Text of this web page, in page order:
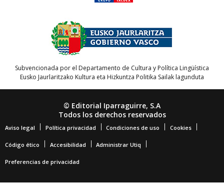
Subvencionada por el Departamento de Cultura y Política Lingüística
Eusko Jaurlaritzako Kultura eta Hizkuntza Politika Sailak lagunduta
© Editorial Iparraguirre, S.A
Todos los derechos reservados
Aviso legal Política privacidad Condiciones de uso Cookies
Código ético Accesibilidad Administrar Utiq
Preferencias de privacidad